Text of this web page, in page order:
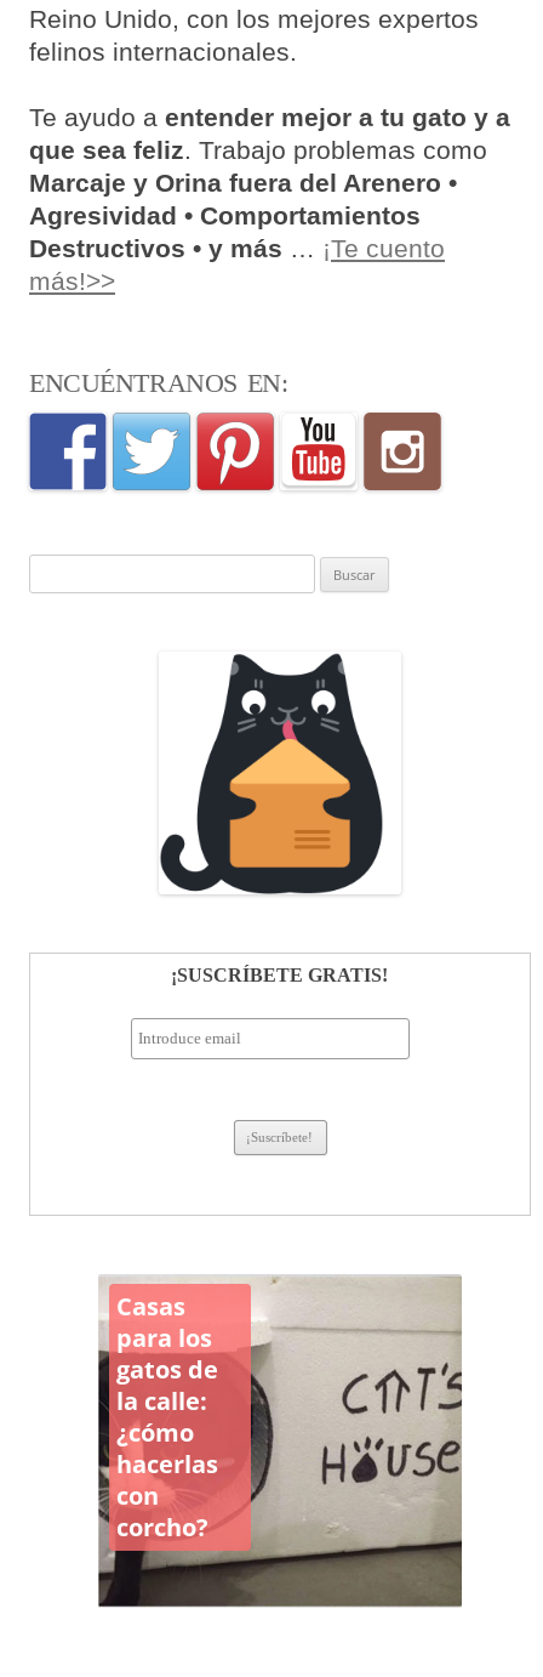
Reino Unido, con los mejores expertos
felinos internacionales.
Te ayudo a entender mejor a tu gato y a
que sea feliz. Trabajo problemas como
Marcaje y Orina fuera del Arenero •
Agresividad • Comportamientos
Destructivos • y más … ¡Te cuento
más!>>
ENCUÉNTRANOS EN:
¡SUSCRÍBETE GRATIS!
Casas
para los
gatos de
la calle:
¿cómo
hacerlas
con
corcho?